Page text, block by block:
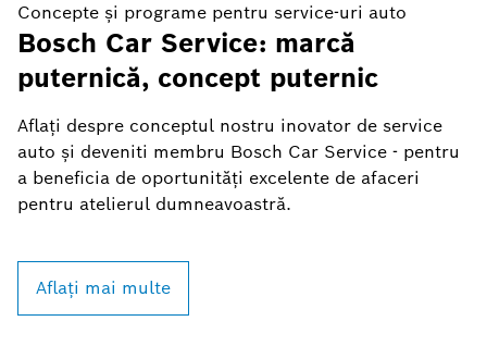
Concepte și programe pentru service-uri auto
Bosch Car Service: marcă
puternică, concept puternic
Aflați despre conceptul nostru inovator de service
auto și deveniti membru Bosch Car Service - pentru
a beneficia de oportunități excelente de afaceri
pentru atelierul dumneavoastră.
Aflați mai multe